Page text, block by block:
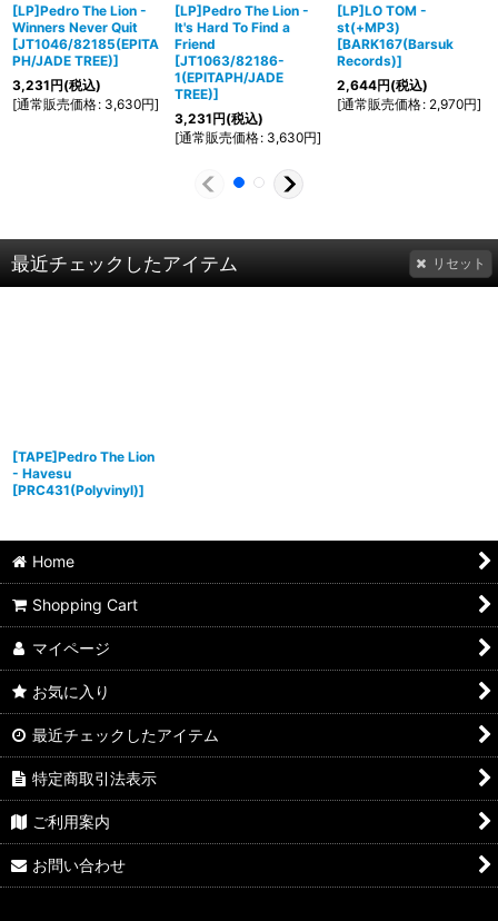
[LP]Pedro The Lion -
Winners Never Quit
[JT1046/82185(EPITA
PH/JADE TREE)]
3,231円(税込)
[通常販売価格: 3,630円]
[LP]Pedro The Lion -
It's Hard To Find a
Friend
[JT1063/82186-
1(EPITAPH/JADE
TREE)]
3,231円(税込)
[通常販売価格: 3,630円]
[LP]LO TOM -
st(+MP3)
[BARK167(Barsuk
Records)]
2,644円(税込)
[通常販売価格: 2,970円]
最近チェックしたアイテム リセット
[TAPE]Pedro The Lion
- Havesu
[PRC431(Polyvinyl)]
Home
Shopping Cart
マイページ
お気に入り
最近チェックしたアイテム
特定商取引法表示
ご利用案内
お問い合わせ